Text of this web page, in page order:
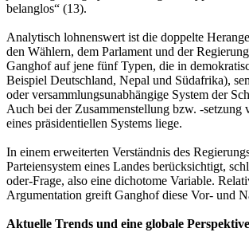
belanglos“ (13).
Analytisch lohnenswert ist die doppelte
den Wählern, dem Parlament und der
Ganghof auf jene fünf Typen, die in
Beispiel Deutschland, Nepal und Südafrika),
oder versammlungsunabhängige System der
Auch bei der Zusammenstellung bzw. -setzung
eines präsidentiellen Systems liege.
In einem erweiterten Verständnis des
Parteiensystem eines Landes berücksichtigt,
oder-Frage, also eine dichotome Variable.
Argumentation greift Ganghof diese Vor- und
Aktuelle Trends und eine globale Perspektive